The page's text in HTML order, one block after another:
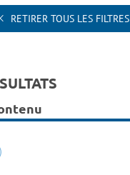
RETIRER TOUS LES FILTRES